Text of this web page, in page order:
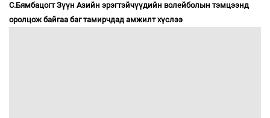
С.Бямбацогт Зүүн Азийн эрэгтэйчүүдийн волейболын тэмцээнд
оролцож байгаа баг тамирчдад амжилт хүслээ